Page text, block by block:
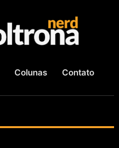
Colunas Contato